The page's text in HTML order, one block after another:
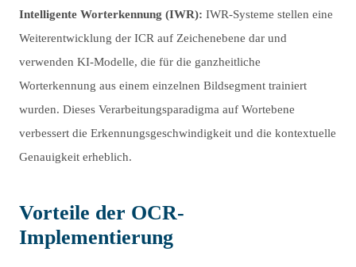
Intelligente Worterkennung (IWR): IWR-Systeme stellen eine
Weiterentwicklung der ICR auf Zeichenebene dar und
verwenden KI-Modelle, die für die ganzheitliche
Worterkennung aus einem einzelnen Bildsegment trainiert
wurden. Dieses Verarbeitungsparadigma auf Wortebene
verbessert die Erkennungsgeschwindigkeit und die kontextuelle
Genauigkeit erheblich.
Vorteile der OCR-
Implementierung